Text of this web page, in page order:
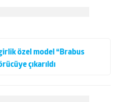
özel model “Brabus
çıkarıldı